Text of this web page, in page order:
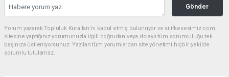
Gönder
Yorum yazarak Topluluk Kuralları’nı kabul etmiş bulunuyor ve silifkesesimiz.com
sitesine yaptığınız yorumunuzla ilgili doğrudan veya dolaylı tüm sorumluluğu tek
başınıza üstleniyorsunuz. Yazılan tüm yorumlardan site yönetimi hiçbir şekilde
sorumlu tutulamaz.